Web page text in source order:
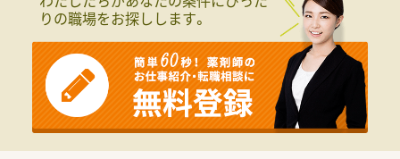
県内17店舗運営しています。
■ドクターの誘致や新店の開局にも積極的であり、今後も継続的
■中途採用を主軸に幅広い年代の薬剤師が活躍しており、地域に
根差した経営を行っています。
【こんな方が活躍中】
■中途採用が主軸であり、幅広い年代の方がこれまでの経験を活
かして活躍しています。
■ 小児科・アレルギー科の専門性を深めたい、または新たにチャ
りの職場をお探しします。